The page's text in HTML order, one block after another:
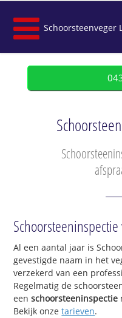
Schoorsteenveger
Al een aantal jaar is
gevestigde naam in het
verzekerd van een
Regelmatig de
eenschoorsteeninspectie
Bekijk onzetarieven.